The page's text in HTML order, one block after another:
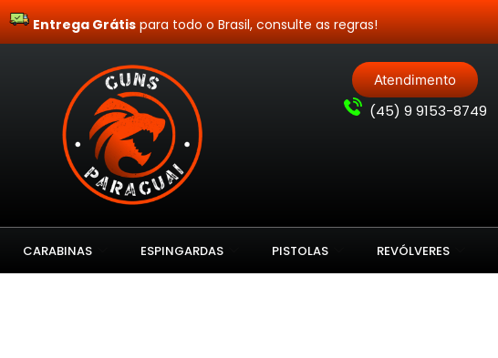
Entrega Grátispara todo o Brasil, consulte as regras!
Atendimento
(45) 9 9153-8749
CARABINAS ESPINGARDAS PISTOLAS REVÓLVERES